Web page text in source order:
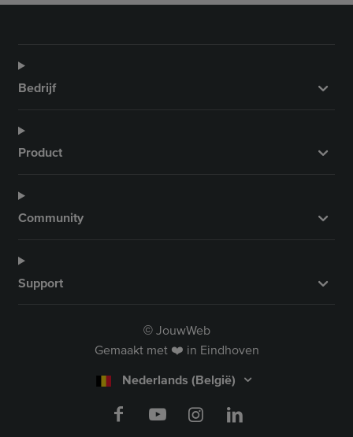
Bedrijf
Product
Community
Support
© JouwWeb
Gemaakt met ❤️ in Eindhoven
Nederlands (België)